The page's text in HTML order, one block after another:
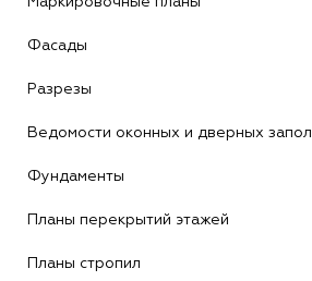
Фасады
Разрезы
Ведомости оконных и дверных
Фундаменты
Планы перекрытий этажей
Планы стропил